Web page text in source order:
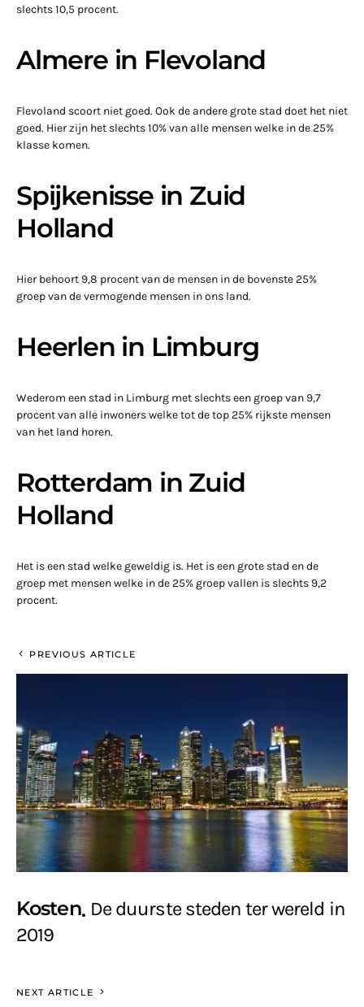
slechts 10,5 procent.
Almere in Flevoland
Flevoland scoort niet goed. Ook de andere grote stad doet het niet
goed. Hier zijn het slechts 10% van alle mensen welke in de 25%
klasse komen.
Spijkenisse in Zuid
Holland
Hier behoort 9,8 procent van de mensen in de bovenste 25%
groep van de vermogende mensen in ons land.
Heerlen in Limburg
Wederom een stad in Limburg met slechts een groep van 9,7
procent van alle inwoners welke tot de top 25% rijkste mensen
van het land horen.
Rotterdam in Zuid
Holland
Het is een stad welke geweldig is. Het is een grote stad en de
groep met mensen welke in de 25% groep vallen is slechts 9,2
procent.
PREVIOUS ARTICLE
Kosten De duurste steden ter wereld in
2019
NEXT ARTICLE